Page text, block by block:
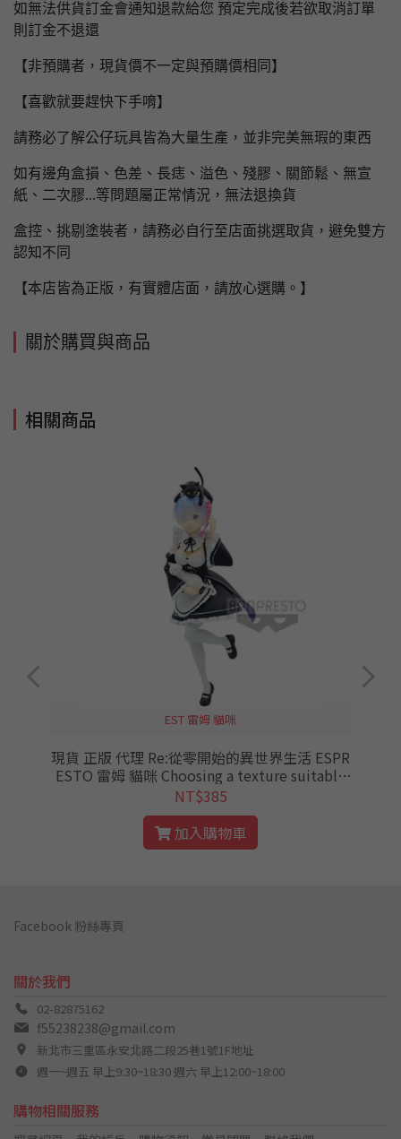
如無法供貨訂金會通知退款給您 預定完成後若欲取消訂單
則訂金不退還
【非預購者，現貨價不一定與預購價相同】
【喜歡就要趕快下手唷】
請務必了解公仔玩具皆為大量生產，並非完美無瑕的東西
如有邊角盒損、色差、長痣、溢色、殘膠、關節鬆、無宣
紙、二次膠...等問題屬正常情況，無法退換貨
盒控、挑剔塗裝者，請務必自行至店面挑選取貨，避免雙方
認知不同
【本店皆為正版，有實體店面，請放心選購。】
關於購買與商品
相關商品
EST 雷姆 貓咪
現貨 正版 代理 Re:從零開始的異世界生活 ESPR
ESTO 雷姆 貓咪 Choosing a texture suitable
景品 公仔 長盒 REM RE0 從零
NT$385
加入購物車
關於我們
02-82875162
f55238238@gmail.com
新北市三重區永安北路二段25巷1號1F地址
週一~週五 早上9:30~18:30 週六 早上12:00~18:00
購物相關服務
Facebook 粉絲專頁